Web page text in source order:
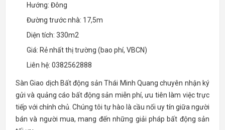
Hướng: Đông
Đường trước nhà: 17,5m
Diện tích: 330m2
Giá: Rẻ nhất thị trường (bao phí, VBCN)
Liên hệ: 0382562888
Sàn Giao dịch Bất động sản Thái Minh Quang chuyên nhận ký
gửi và quảng cáo bất động sản miễn phí, ưu tiên làm việc trực
tiếp với chính chủ. Chúng tôi tự hào là cầu nối uy tín giữa người
bán và người mua, mang đến những giải pháp bất động sản